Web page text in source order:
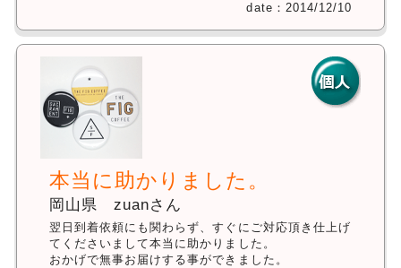
date：2014/12/10
本当に助かりました。
岡山県 zuanさん
翌日到着依頼にも関わらず、すぐにご対応頂き仕上げ
てくださいまして本当に助かりました。
おかげで無事お届けする事ができました。